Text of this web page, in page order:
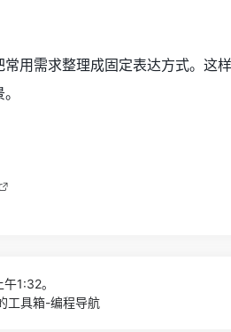
用需求整理成固定表达方式。这
1:32。
工具箱-编程导航